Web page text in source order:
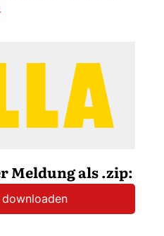
.
Meldung als .zip: